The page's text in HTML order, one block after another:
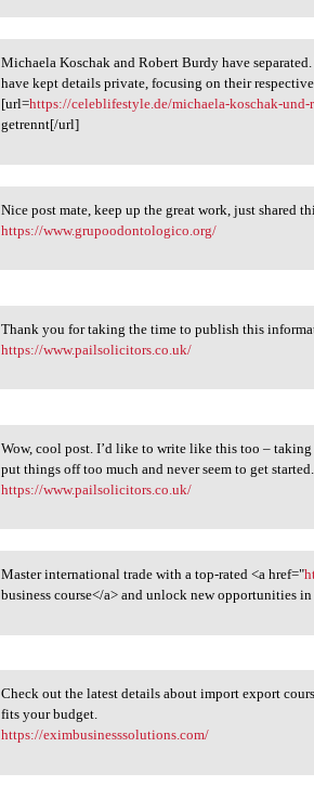
Michaela Koschak and Robert
Michaela Koschak and Robert Burdy have
have kept details private, focusing on their
[url=https://celeblifestyle.de/michaela-koschak-
getrennt[/url]
Nice post mate, keep up the
Nice post mate, keep up the great work, just shared
https://www.grupoodontologico.org/
Thank you for taking the time
Thank you for taking the time to publish this
https://www.pailsolicitors.co.uk/
Wow, cool post. I’d like to
Wow, cool post. I’d like to write like this too –
put things off too much and never seem to get
https://www.pailsolicitors.co.uk/
Master international trade
Master international trade with a top-rated <a href="
business course</a> and unlock new opportunities
Check out the latest details
Check out the latest details about import export
fits your budget.
https://eximbusinesssolutions.com/